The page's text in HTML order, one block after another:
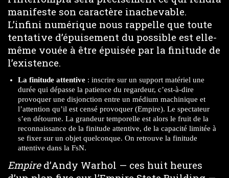
manifeste son caractère inachevable.
L’infini numérique nous rappelle que toute
tentative d’épuisement du possible est elle-
même vouée à être épuisée par la finitude de
l’existence.
La finitude attentive : inscrire sur un support matériel une
durée qui dépasse la patience du regardeur, c’est-à-dire
provoquer une disjonction entre un médium machinique et
l’attention qu’il est censé provoquer (Empire). Le spectateur
s’en détourne. La grandeur temporelle est alors le fruit de la
reconnaissance de la finitude attentive, de la capacité limitée à
se fixer sur un objet quelconque. On retrouve la finitude
attentive dans la FsN.
Empired’Andy Warhol — ces huit heures